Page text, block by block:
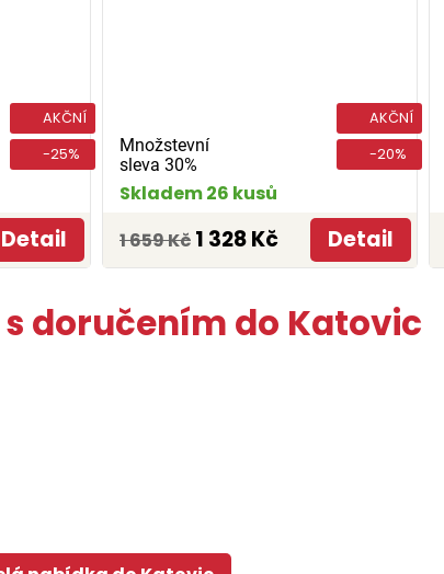
AKČNÍ
-25%
Detail
Množstevní
sleva 30%
AKČNÍ
-20%
Skladem 26 kusů
1 659 Kč 1 328 Kč Detail
doručením do Katovic